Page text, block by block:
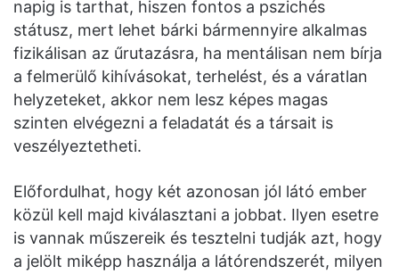
napig is tarthat, hiszen fontos a pszichés
státusz, mert lehet bárki bármennyire alkalmas
fizikálisan az űrutazásra, ha mentálisan nem bírja
a felmerülő kihívásokat, terhelést, és a váratlan
helyzeteket, akkor nem lesz képes magas
szinten elvégezni a feladatát és a társait is
veszélyeztetheti.
Előfordulhat, hogy két azonosan jól látó ember
közül kell majd kiválasztani a jobbat. Ilyen esetre
is vannak műszereik és tesztelni tudják azt, hogy
a jelölt miképp használja a látórendszerét, milyen